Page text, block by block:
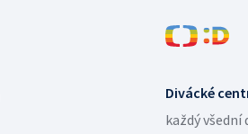
Divácké
každý všední